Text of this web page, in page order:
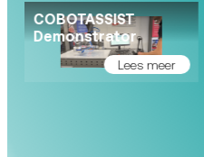
COBOTASSIST
Demonstrator
Lees meer